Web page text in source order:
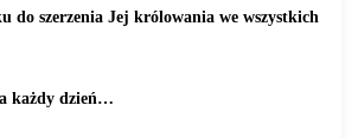
do szerzenia Jej królowania we wszystkich
każdy dzień…